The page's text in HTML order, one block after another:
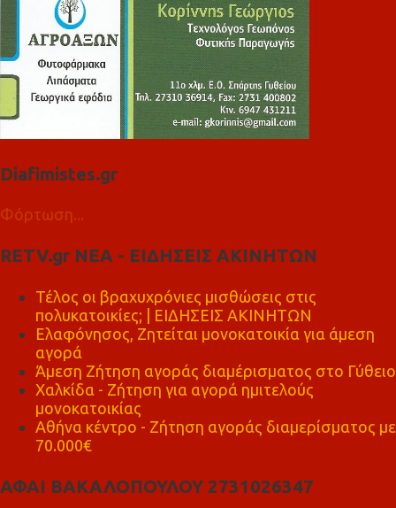
Diafimistes.gr
Φόρτωση...
RETV.gr ΝΕΑ - ΕΙΔΗΣΕΙΣ ΑΚΙΝΗΤΩΝ
Τέλος οι βραχυχρόνιες μισθώσεις στις
πολυκατοικίες; | ΕΙΔΗΣΕΙΣ ΑΚΙΝΗΤΩΝ
Ελαφόνησος, Ζητείται μονοκατοικία για άμεση
αγορά
Άμεση Ζήτηση αγοράς διαμέρισματος στο Γύθειο
Χαλκίδα - Ζήτηση για αγορά ημιτελούς
μονοκατοικίας
Αθήνα κέντρο - Ζήτηση αγοράς διαμερίσματος με
70.000€
ΑΦΑΙ ΒΑΚΑΛΟΠΟΥΛΟΥ 2731026347